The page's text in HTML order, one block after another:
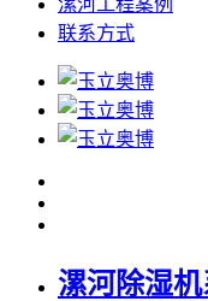
漯河工程案例
联系方式
漯河除湿机